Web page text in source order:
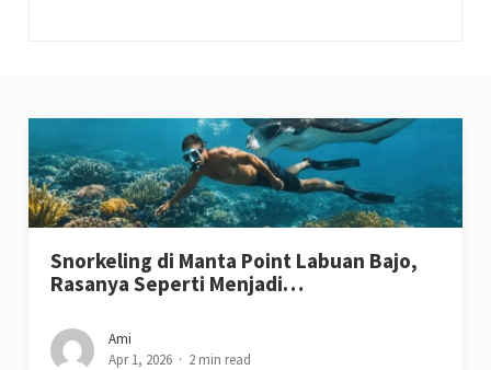
Snorkeling di Manta Point Labuan Bajo,
Rasanya Seperti Menjadi…
Ami
Apr 1, 2026
2 min read